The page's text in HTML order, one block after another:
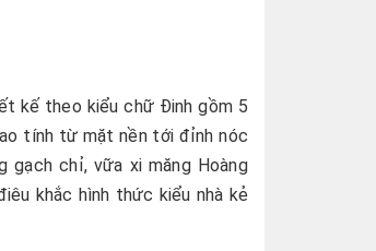
kế theo kiểu chữ Đinh gồm 5
tính từ mặt nền tới đỉnh nóc
gạch chỉ, vữa xi măng Hoàng
khắc hình thức kiểu nhà kẻ